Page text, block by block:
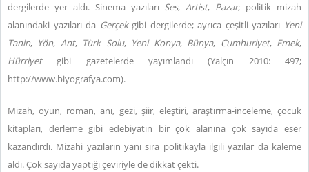
dergilerde yer aldı. Sinema yazıları Ses,Artist, Pazar; politik mizah
alanındaki yazıları da Gerçekgibi dergilerde; ayrıca çeşitli yazıları Yeni
Tanin, Yön, Ant, Türk Solu, Yeni Konya, Bünya, Cumhuriyet, Emek,
Hürriyetgibi gazetelerde yayımlandı (Yalçın 2010: 497;
http://www.biyografya.com).
Mizah, oyun, roman, anı, gezi, şiir, eleştiri, araştırma-inceleme, çocuk
kitapları, derleme gibi edebiyatın bir çok alanına çok sayıda eser
kazandırdı. Mizahi yazıların yanı sıra politikayla ilgili yazılar da kaleme
aldı. Çok sayıda yaptığı çeviriyle de dikkat çekti.